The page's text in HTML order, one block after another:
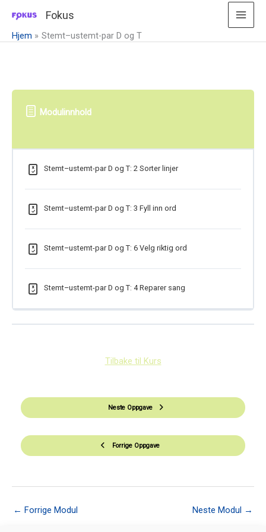
til
Fokus
Hjem Stemt–ustemt-par D og T
Modulinnhold
Stemt–ustemt-par D og T: 2 Sorter linjer
Stemt–ustemt-par D og T: 3 Fyll inn ord
Stemt–ustemt-par D og T: 6 Velg riktig ord
Stemt–ustemt-par D og T: 4 Reparer sang
Forrige Oppgave
Tilbake til Kurs
Neste Oppgave
← Forrige Modul Neste Modul →